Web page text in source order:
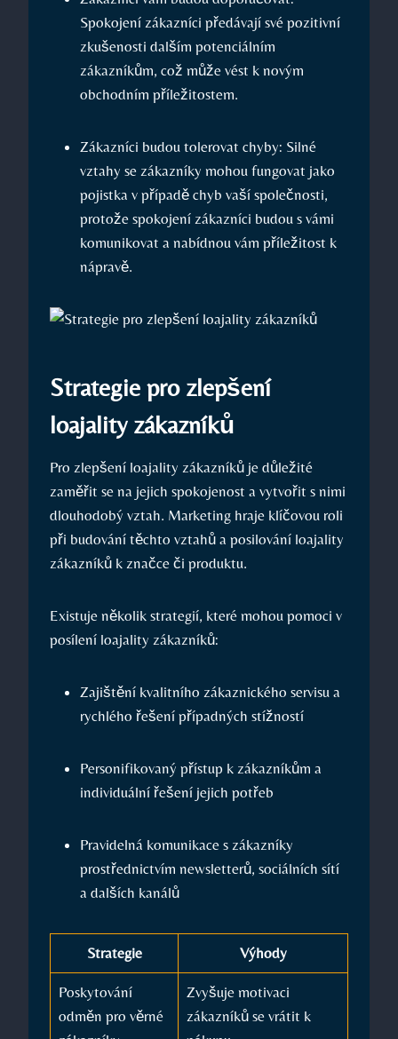
Spokojení zákazníci předávají své pozitivní
zkušenosti dalším potenciálním
zákazníkům, což může vést k novým
obchodním příležitostem.
Zákazníci budou tolerovat chyby: Silné
vztahy se zákazníky mohou fungovat jako
pojistka v případě chyb vaší společnosti,
protože spokojení zákazníci budou s vámi
komunikovat a nabídnou vám příležitost k
nápravě.
Strategie pro zlepšení
loajality zákazníků
Pro zlepšení loajality zákazníků je důležité
zaměřit se na jejich spokojenost a vytvořit s nimi
dlouhodobý vztah. Marketing hraje klíčovou roli
při budování těchto vztahů a posilování loajality
zákazníků k značce či produktu.
Existuje několik strategií, které mohou pomoci v
posílení loajality zákazníků:
Zajištění kvalitního zákaznického servisu a
rychlého řešení případných stížností
Personifikovaný přístup k zákazníkům a
individuální řešení jejich potřeb
Pravidelná komunikace s zákazníky
prostřednictvím newsletterů, sociálních sítí
a dalších kanálů
Strategie Výhody
Poskytování
odměn pro věrné
Zvyšuje motivaci
zákazníků se vrátit k